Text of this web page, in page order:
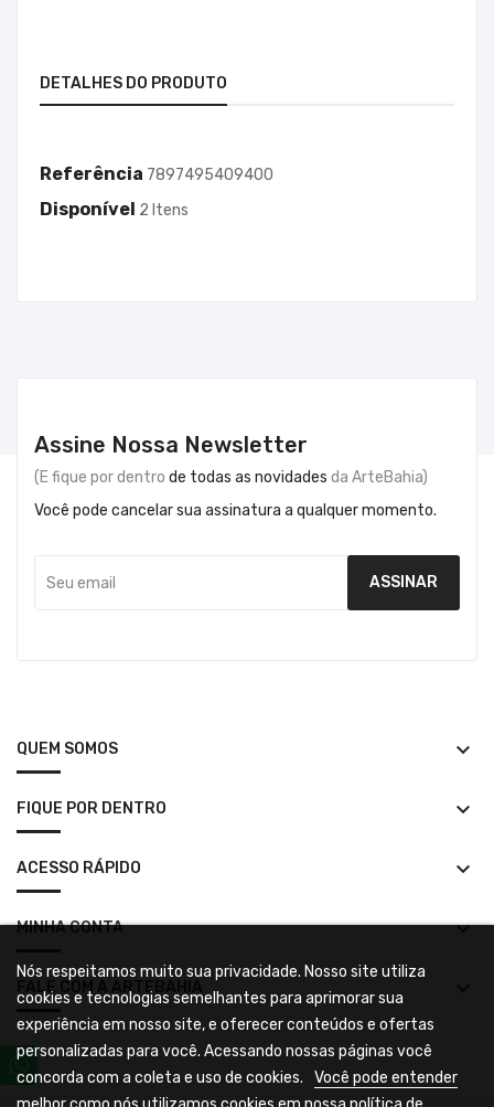
DETALHES DO PRODUTO
Referência 7897495409400
Disponível 2 Itens
Assine Nossa Newsletter
(E fique por dentro de todas as novidades da ArteBahia)
Você pode cancelar sua assinatura a qualquer momento.
QUEM SOMOS keyboard_arrow_down
FIQUE POR DENTRO keyboard_arrow_down
ACESSO RÁPIDO keyboard_arrow_down
MINHA CONTA keyboard_arrow_down
FALE COM A ARTEBAHIA
Nós respeitamos muito sua privacidade. Nosso site utiliza
cookies e tecnologias semelhantes para aprimorar sua
experiência em nosso site, e oferecer conteúdos e ofertas
personalizadas para você. Acessando nossas páginas você
concorda com a coleta e uso de cookies.
Você pode entender